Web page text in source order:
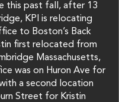
this past fall, after 13
KPI is relocating
to Boston’s Back
first relocated from
Massachusetts,
was on Huron Ave for
a second location
Street for Kristin